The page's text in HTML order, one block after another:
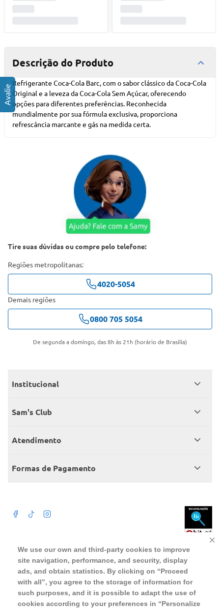
We use our own and third-party cookies to improve
site navigation, performance, and security, display
ads, and obtain statistics. By clicking on “Proceed
with all”, you agree to the storage of information for
such purposes, and it is possible to adapt the use of
cookies according to your preferences in “Personalize
Descrição do Produto
Refrigerante Coca-Cola Barc, com o sabor clássico da Coca-Cola
Original e a leveza da Coca-Cola Sem Açúcar, oferecendo
opções para diferentes preferências. Reconhecida
mundialmente por sua fórmula exclusiva, proporciona
refrescância marcante e gás na medida certa.
Tire suas dúvidas ou compre pelo telefone:
Regiões metropolitanas:
4020-5054
Demais regiões
0800 705 5054
De segunda a domingo, das 8h às 21h (horário de Brasília)
Institucional
Quem somos
Encontre um Clube
Sam's Club
Seja sócio
Member’s Mark
Atendimento
Fale conosco
Atendimento em libras
Política de privacidade
Política de trocas e devoluções
Regulamento cashback
Formas de Pagamento
Beba com moderação. A Venda e o consumo de bebida alcoólica são
proibidos para menores de 18 anos. Preços, ofertas e condições exclusivas
para o site serão válidos durante o prazo definido ou enquanto durarem os
estoques, o que ocorrer primeiro, podendo sofrer alterações sem prévia
notificação. Caso falte algum produto, este não será entregue e o valor
correspondente não será cobrado. Para realizar compras no online será
aceito somente CPF de pessoas fisicas, não sendo possivel a compra por
pessoas juridicas utilizando CNPJ.
WMB SUPERMERCADOS DO BRASIL LTDA